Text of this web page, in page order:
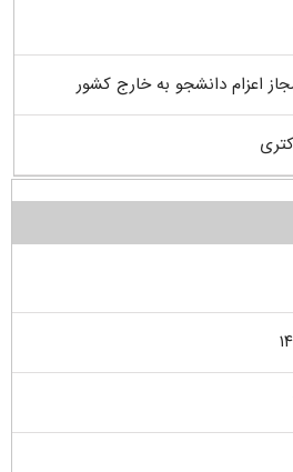
اعزام دانشجو به خارج کشور